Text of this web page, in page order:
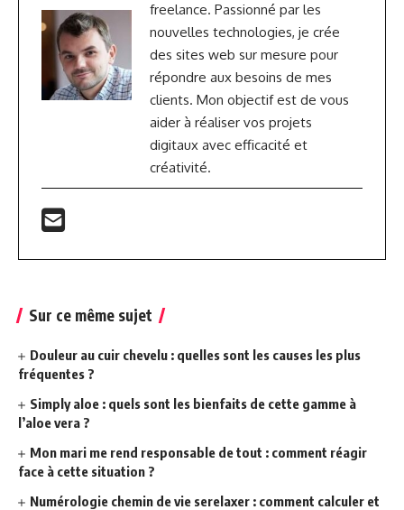
freelance. Passionné par les
nouvelles technologies, je crée
des sites web sur mesure pour
répondre aux besoins de mes
clients. Mon objectif est de vous
aider à réaliser vos projets
digitaux avec efficacité et
créativité.
Sur ce même sujet
Douleur au cuir chevelu : quelles sont les causes les plus
fréquentes ?
Simply aloe : quels sont les bienfaits de cette gamme à
l’aloe vera ?
Mon mari me rend responsable de tout : comment réagir
face à cette situation ?
Numérologie chemin de vie serelaxer : comment calculer et